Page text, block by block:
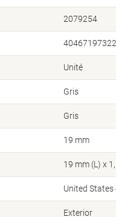
2079254
Unité
Gris
Gris
19 mm
19 mm (L) x
United
Exterior